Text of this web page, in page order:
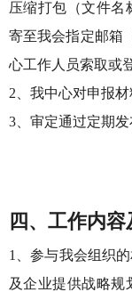
压缩打包（文件名
寄至我会指定邮箱
心工作人员索取或
2、我中心对申报
3、审定通过定期发
四、工作内
1、参与我会组织
及企业提供战略规